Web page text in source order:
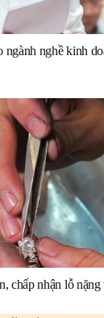
nghề kinh
chấp nhận lỗ